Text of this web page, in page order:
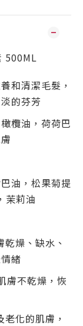
500ML
和清潔毛髮，
的芬芳
欖油，荷荷巴
油，松果菊提
茉莉油
燥、缺水、
緒
不乾燥，恢
化的肌膚，